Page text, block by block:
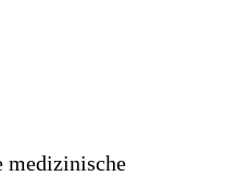
medizinische